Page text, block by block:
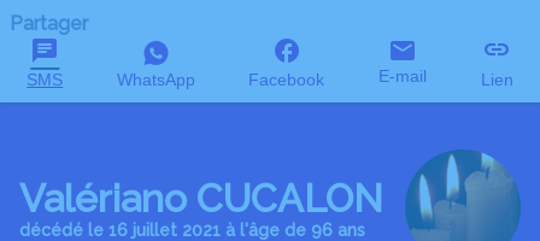
Partager
SMS WhatsApp Facebook E-mail Lien
Valériano CUCALON
décédé le 16 juillet 2021 à l'âge de 96 ans